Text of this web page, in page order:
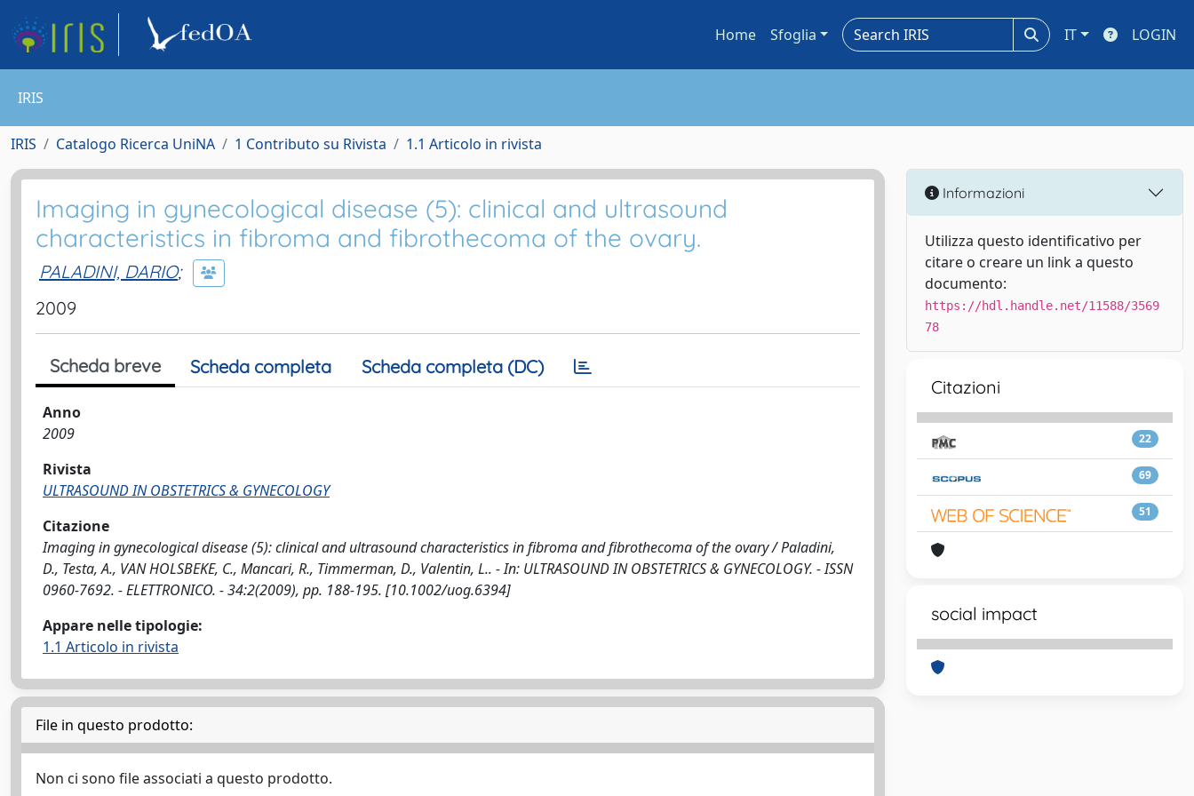
Home Sfoglia IT LOGIN
IRIS
IRIS Catalogo Ricerca UniNA 1 Contributo su Rivista 1.1 Articolo in rivista
Imaging in gynecological disease (5): clinical and ultrasound
characteristics in fibroma and fibrothecoma of the ovary.
PALADINI, DARIO;
2009
Scheda breve Scheda completa Scheda completa (DC)
Anno
2009
Rivista
ULTRASOUND IN OBSTETRICS & GYNECOLOGY
Citazione
Imaging in gynecological disease (5): clinical and ultrasound characteristics in fibroma and fibrothecoma of the ovary / Paladini,
D., Testa, A., VAN HOLSBEKE, C., Mancari, R., Timmerman, D., Valentin, L.. - In: ULTRASOUND IN OBSTETRICS & GYNECOLOGY. - ISSN
0960-7692. - ELETTRONICO. - 34:2(2009), pp. 188-195. [10.1002/uog.6394]
Appare nelle tipologie:
1.1 Articolo in rivista
File in questo prodotto:
Non ci sono file associati a questo prodotto.
Informazioni
Utilizza questo identificativo per
citare o creare un link a questo
documento:
https://hdl.handle.net/11588/3569
78
Citazioni
22
69
51
social impact